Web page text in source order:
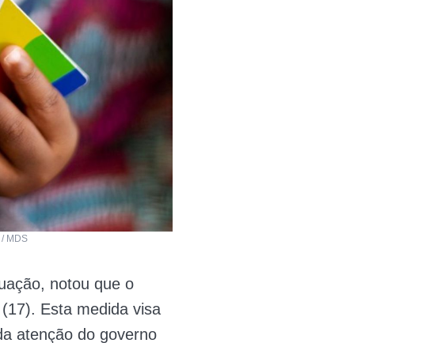
MDS
notou que o
Esta medida visa
atenção do governo